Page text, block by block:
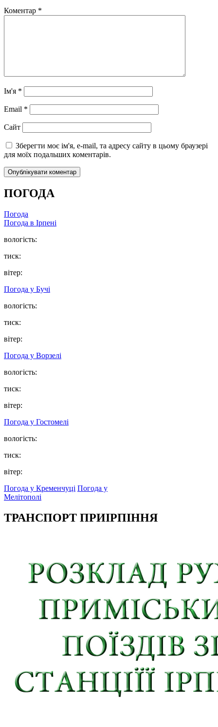
Коментар *
Ім'я *
Email *
Сайт
Зберегти моє ім'я, e-mail, та адресу сайту в цьому браузері
для моїх подальших коментарів.
ПОГОДА
Погода
Погода в Ірпені
вологість:
тиск:
вітер:
Погода у Бучі
вологість:
тиск:
вітер:
Погода у Ворзелі
вологість:
тиск:
вітер:
Погода у Гостомелі
вологість:
тиск:
вітер:
Погода у Кременчуці Погода у
Мелітополі
ТРАНСПОРТ ПРИІРПІННЯ